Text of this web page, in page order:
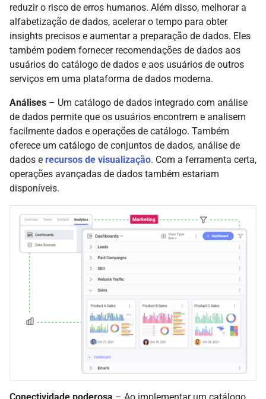
reduzir o risco de erros humanos. Além disso, melhorar a
alfabetização de dados, acelerar o tempo para obter
insights precisos e aumentar a preparação de dados. Eles
também podem fornecer recomendações de dados aos
usuários do catálogo de dados e aos usuários de outros
serviços em uma plataforma de dados moderna.
Análises – Um catálogo de dados integrado com análise
de dados permite que os usuários encontrem e analisem
facilmente dados e operações de catálogo. Também
oferece um catálogo de conjuntos de dados, análise de
dados e recursos de visualização. Com a ferramenta certa,
operações avançadas de dados também estariam
disponíveis.